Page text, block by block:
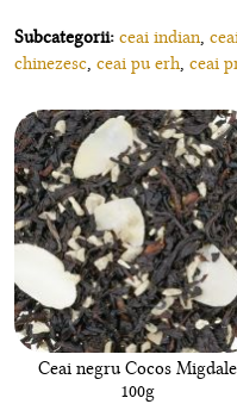
Subcategorii: ceai indian,
chinezesc, ceai pu erh, ceai
Ceai negru Cocos Migdale
100g